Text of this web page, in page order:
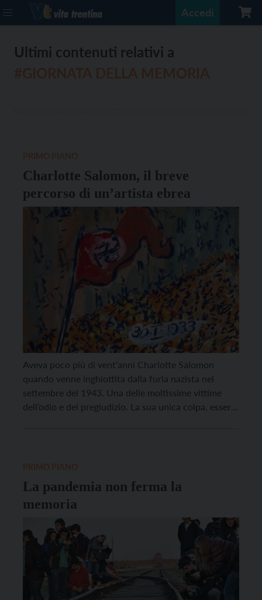
Accedi
Ultimi contenuti relativi a
Charlotte Salomon, il breve
percorso di un’artista ebrea
Aveva poco più di vent’anni Charlotte Salomon
quando venne inghiottita dalla furia nazista nel
settembre del 1943. Una delle moltissime vittime
dell’odio e del pregiudizio. La sua unica colpa, essere
La pandemia non ferma la
memoria